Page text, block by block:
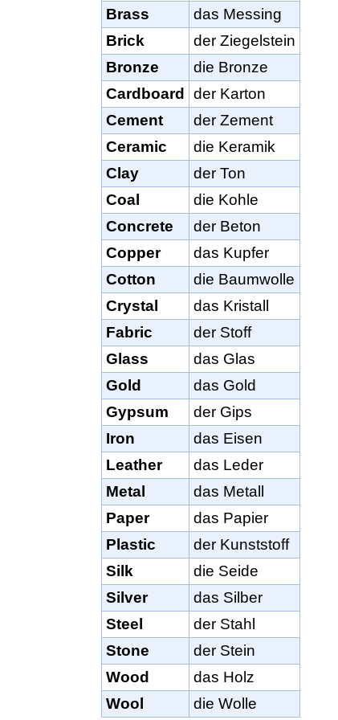
Brass
das Messing
Brick
der Ziegelstein
Bronze
die Bronze
Cardboard
der Karton
Cement
der Zement
Ceramic
die Keramik
Clay
der Ton
Coal
die Kohle
Concrete
der Beton
Copper
das Kupfer
Cotton
die Baumwolle
Crystal
das Kristall
Fabric
der Stoff
Glass
das Glas
Gold
das Gold
Gypsum
der Gips
Iron
das Eisen
Leather
das Leder
Metal
das Metall
Paper
das Papier
Plastic
der Kunststoff
Silk
die Seide
Silver
das Silber
Steel
der Stahl
Stone
der Stein
Wood
das Holz
Wool
die Wolle